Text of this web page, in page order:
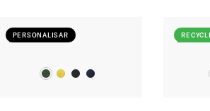
PERSONALISAR